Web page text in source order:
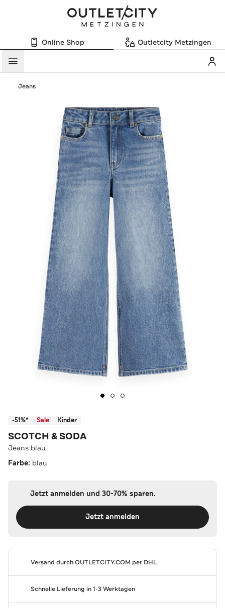
Online Shop Outletcity Metzingen
Menü
Jeans
-51%* Sale Kinder
SCOTCH & SODA
Jeans blau
Farbe: blau
Jetzt anmelden und 30-70% sparen.
Jetzt anmelden
Versand durchOUTLETCITY.COM per DHL
Schnelle Lieferung in 1-3 Werktagen